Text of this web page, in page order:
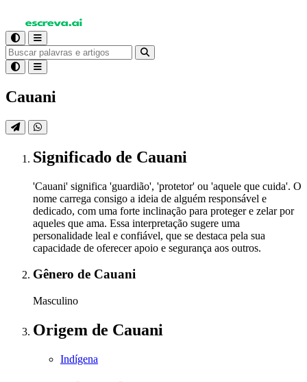
Cauani
Significado de Cauani
'Cauani' significa 'guardião', 'protetor' ou 'aquele que cuida'. O
nome carrega consigo a ideia de alguém responsável e
dedicado, com uma forte inclinação para proteger e zelar por
aqueles que ama. Essa interpretação sugere uma
personalidade leal e confiável, que se destaca pela sua
capacidade de oferecer apoio e segurança aos outros.
Gênero de Cauani
Masculino
Origem de Cauani
Indígena